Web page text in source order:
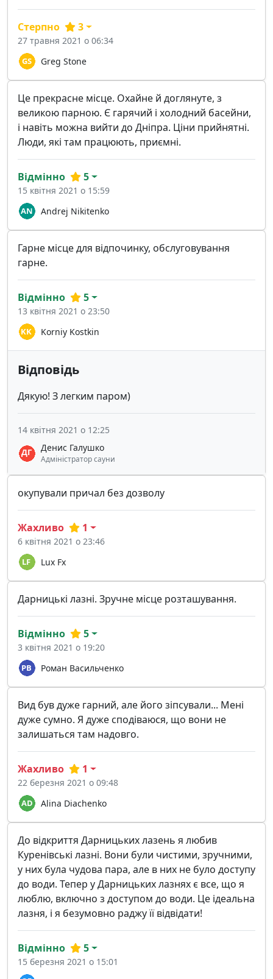
Greg Stone
Стерпно 3
27 травня 2021 о 06:34
Це прекрасне місце. Охайне й доглянуте, з
великою парною. Є гарячий і холодний басейни,
і навіть можна вийти до Дніпра. Ціни прийнятні.
Люди, які там працюють, приємні.
Andrej Nikitenko
Відмінно 5
15 квітня 2021 о 15:59
Гарне місце для відпочинку, обслуговування
гарне.
Korniy Kostkin
Відмінно 5
13 квітня 2021 о 23:50
Відповідь
Дякую! З легким паром)
Денис Галушко
Адміністратор сауни
14 квітня 2021 о 12:25
окупували причал без дозволу
Lux Fx
Жахливо 1
6 квітня 2021 о 23:46
Дарницькі лазні. Зручне місце розташування.
Роман Васильченко
Відмінно 5
3 квітня 2021 о 19:20
Вид був дуже гарний, але його зіпсували... Мені
дуже сумно. Я дуже сподіваюся, що вони не
залишаться там надовго.
Alina Diachenko
Жахливо 1
22 березня 2021 о 09:48
До відкриття Дарницьких лазень я любив
Куренівські лазні. Вони були чистими, зручними,
у них була чудова пара, але в них не було доступу
до води. Тепер у Дарницьких лазнях є все, що я
люблю, включно з доступом до води. Це ідеальна
лазня, і я безумовно раджу її відвідати!
Відмінно 5
15 березня 2021 о 15:01